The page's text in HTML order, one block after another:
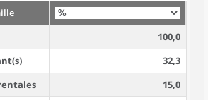
100,0
32,3
15,0